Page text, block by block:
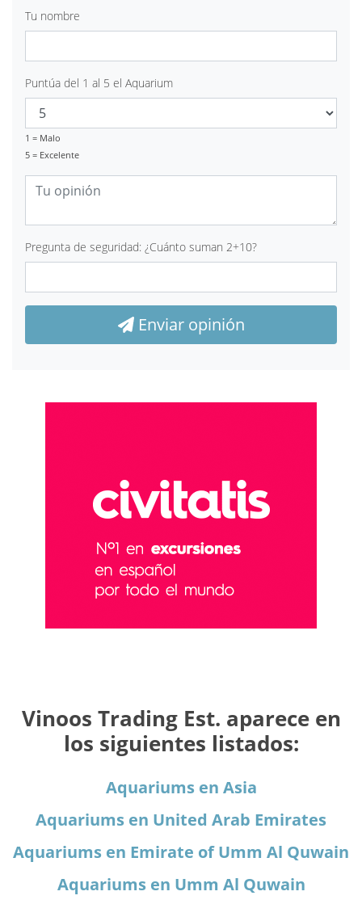
Tu nombre
Puntúa del 1 al 5 el Aquarium
1 = Malo
5 = Excelente
Pregunta de seguridad: ¿Cuánto suman 2+10?
Enviar opinión
Vinoos Trading Est. aparece en
los siguientes listados:
Aquariums en Asia
Aquariums en United Arab Emirates
Aquariums en Emirate of Umm Al Quwain
Aquariums en Umm Al Quwain